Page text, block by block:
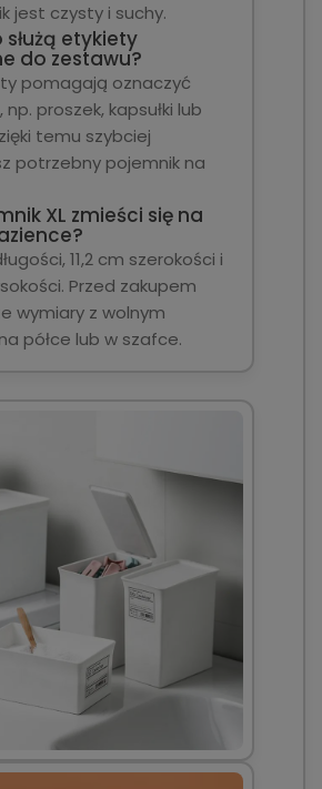
jest czysty i suchy.
służą etykiety
do zestawu?
pomagają oznaczyć
proszek, kapsułki lub
temu szybciej
potrzebny pojemnik na
XL zmieści się na
11,2 cm szerokości i
Przed zakupem
wymiary z wolnym
półce lub w szafce.